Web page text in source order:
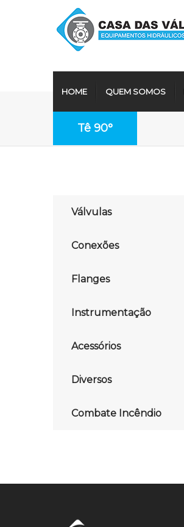
HOME QUEM SOMOS
Tê 90°
Válvulas
Conexões
Flanges
Instrumentação
Acessórios
Diversos
Combate Incêndio